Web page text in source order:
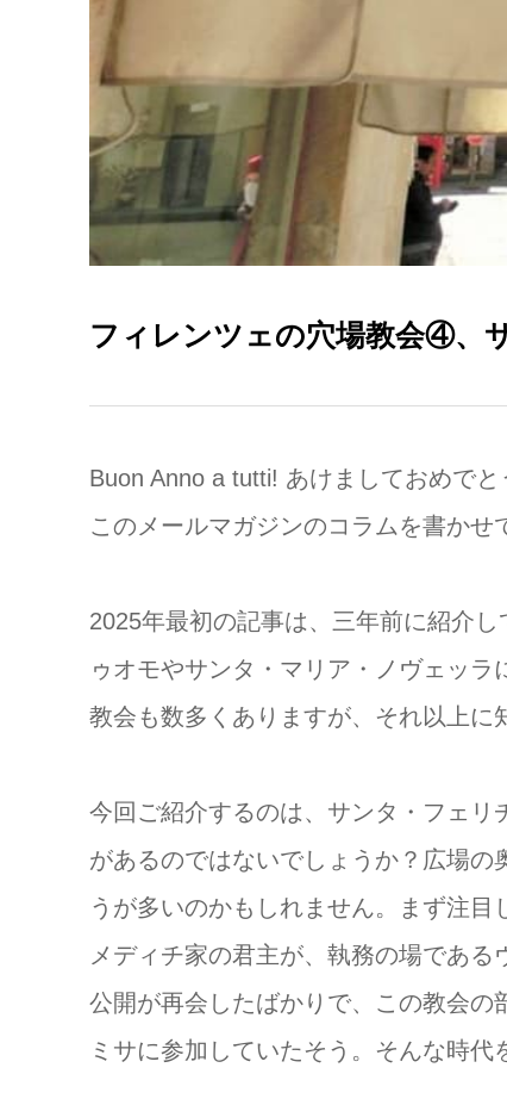
フィレンツェの穴場教会④、
Buon Anno a tutti! あけましておめでと
このメールマガジンのコラムを書かせ
2025年最初の記事は、三年前に紹介
ゥオモやサンタ・マリア・ノヴェッ
教会も数多くありますが、それ以上に
今回ご紹介するのは、サンタ・フェリ
があるのではないでしょうか？広場
うが多いのかもしれません。まず注目
メディチ家の君主が、執務の場であ
公開が再会したばかりで、この教会
ミサに参加していたそう。そんな時代